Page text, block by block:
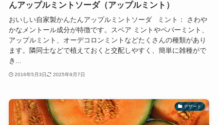
んアップルミントソーダ（アップルミント）
おいしい自家製かんたんアップルミントソーダ ミント： さわや
かなメントール成分が特徴です。スペア ミントやペパーミント、
アップルミント、オーデコロンミントなどたくさんの種類があり
ます。隣同士などで植えておくと交配しやすく、簡単に雑種がで
き...
2016年5月3日 2025年9月7日
デザート